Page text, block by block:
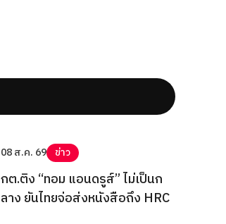
08 ส.ค. 69 ข่าว
กต.ติง “ทอม แอนดรูส์” ไม่เป็นก
ลาง ยันไทยจ่อส่งหนังสือถึง HRC